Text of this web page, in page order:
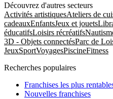
Découvrez d'autres secteurs
Activités artistiquesAteliers de
cadeauxEnfantsJeux et jouets
éducatifsLoisirs récréatifs
3D - Objets connectésParc de
JeuxSportVoyagesPiscineFitness
Recherches populaires
Franchises les plus
Nouvelles franchises